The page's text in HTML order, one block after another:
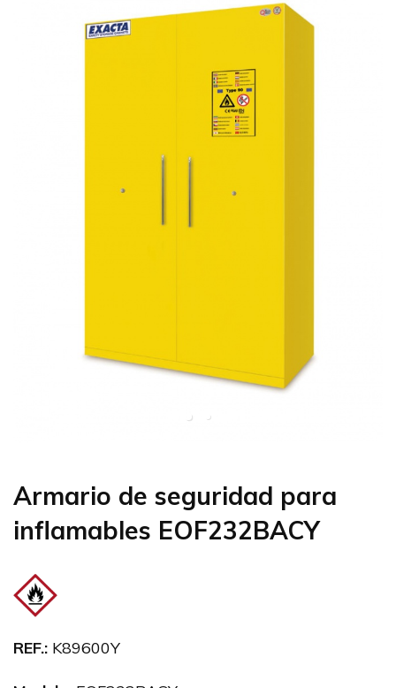
Armario de seguridad para
inflamables EOF232BACY
REF.: K89600Y